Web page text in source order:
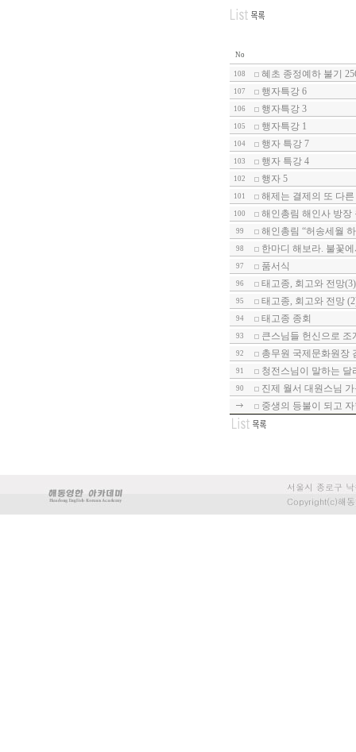
No
108 혜초 종정예하 불기
107 행자특강 6
106 행자특강 3
105 행자특강 1
104 행자 특강 7
103 행자 특강 4
102 행자 5
101 해제는 결제의 또 다
100 해인총림 해인사 방장
99 해인총림 “허송세월
98 한마디 해보라. 불꽃
97 품서식
96 태고종, 회고와 전망(3)
95 태고종, 회고와 전망
94 태고종 종회
93 큰스님들 헌신으로 조
92 총무원 국제문화원장
91 청전스님이 말하는
90
진제 월서 대원스님
중생의 등불이 되고